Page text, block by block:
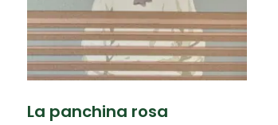
La panchina rosa